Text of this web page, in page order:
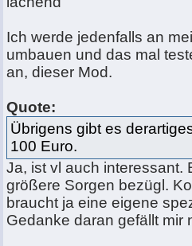
Ich werde jedenfalls an
umbauen und das mal
an, dieser Mod.
Quote:
Übrigens gibt es
100 Euro.
Ja, ist vl auch interessant.
größere Sorgen bezügl.
braucht ja eine eigene
Gedanke daran gefällt mir